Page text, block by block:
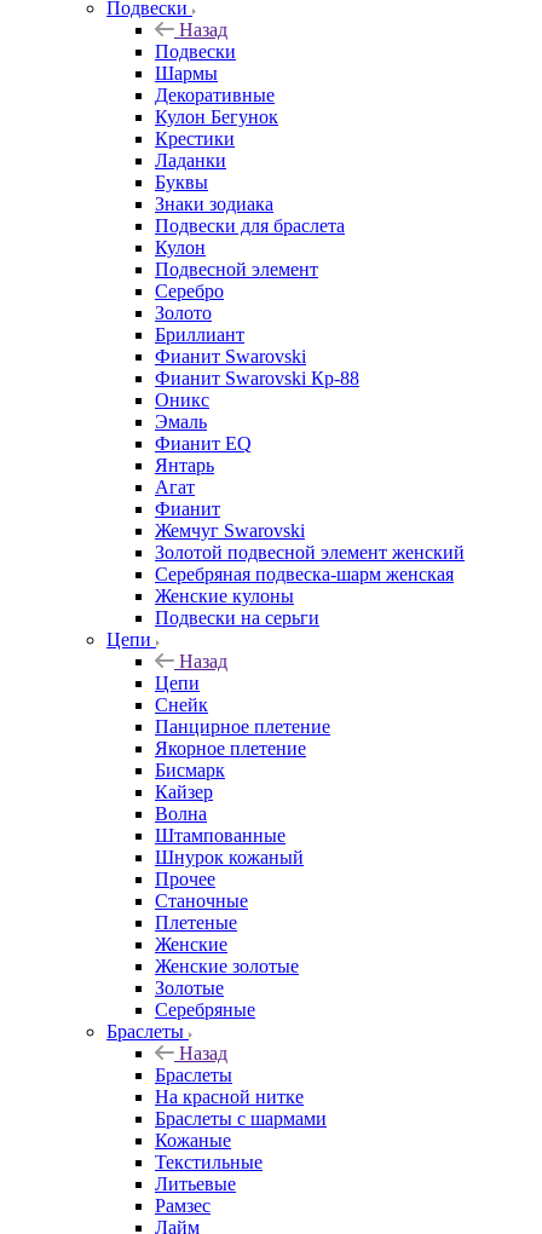
Подвески
Назад
Подвески
Шармы
Декоративные
Кулон Бегунок
Крестики
Ладанки
Буквы
Знаки зодиака
Подвески для браслета
Кулон
Подвесной элемент
Серебро
Золото
Бриллиант
Фианит Swarovski
Фианит Swarovski Кр-88
Оникс
Эмаль
Фианит EQ
Янтарь
Агат
Фианит
Жемчуг Swarovski
Золотой подвесной элемент женcкий
Серебряная подвеска-шарм женская
Женские кулоны
Подвески на серьги
Цепи
Назад
Цепи
Снейк
Панцирное плетение
Якорное плетение
Бисмарк
Кайзер
Волна
Штампованные
Шнурок кожаный
Прочее
Станочные
Плетеные
Женские
Женские золотые
Золотые
Серебряные
Браслеты
Назад
Браслеты
На красной нитке
Браслеты с шармами
Кожаные
Текстильные
Литьевые
Рамзес
Лайм